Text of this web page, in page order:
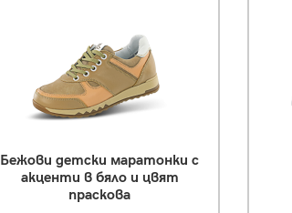
Бежови детски маратонки с
акценти в бяло и цвят
праскова